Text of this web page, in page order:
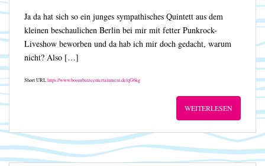
Ja da hat sich so ein junges sympathisches Quintett aus dem
kleinen beschaulichen Berlin bei mir mit fetter Punkrock-
Liveshow beworben und da hab ich mir doch gedacht, warum
nicht? Also […]
Short URLhttps://www.boombatzeentertainment.de/qG6kg
WEITERLESEN